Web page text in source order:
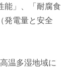
能」、「耐腐食
発電量と安全
温多湿地域に